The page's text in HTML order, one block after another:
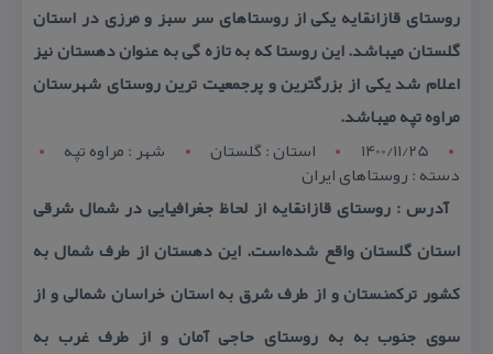
روستای قازانقایه یكی از روستاهای سر سبز و مرزی در استان
گلستان میباشد. این روستا كه به تازه گی به عنوان دهستان نیز
اعلام شد یكی از بزرگترین و پرجمعیت ترین روستای شهرستان
مراوه تپه میباشد.
1400/11/25
استان : گلستان شهر : مراوه تپه
دسته : روستاهای ایران
آدرس : روستای قازانقایه از لحاظ جغرافیایی در شمال شرقی
استان گلستان واقع شده‌است. این دهستان از طرف شمال به
كشور تركمنستان و از طرف شرق به استان خراسان شمالی و از
سوی جنوب به به روستای حاجی آمان و از طرف غرب به